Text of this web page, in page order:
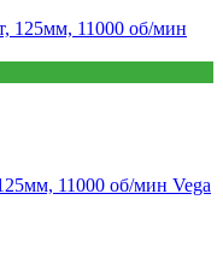
11000 об/мин Vega